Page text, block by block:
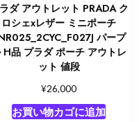
ダ アウトレット PRADA ク
ロシェxレザー ミニポーチ
パープ
H品 プラダ ポーチ アウトレ
ット 値段
¥26,000
お買い物カゴに追加